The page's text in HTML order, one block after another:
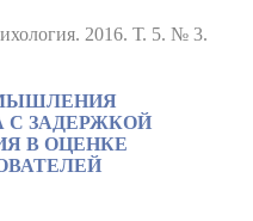
2016. Т. 5. № 3.
ЗАДЕРЖКОЙ
В ОЦЕНКЕ